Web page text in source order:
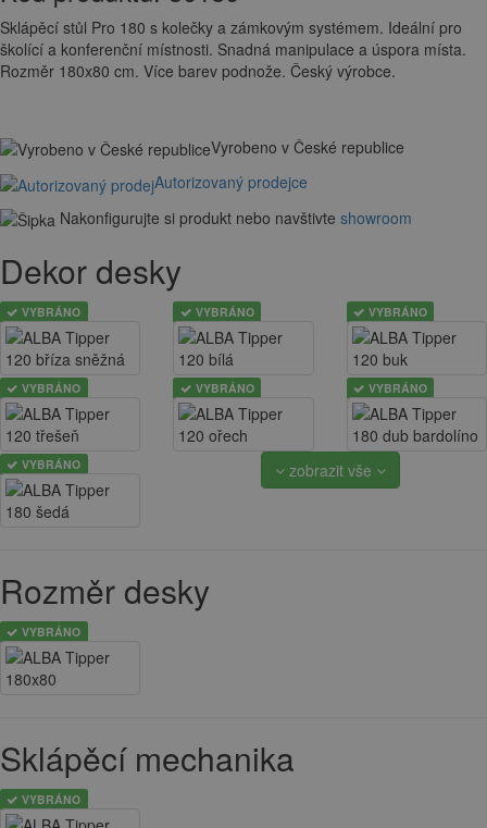
Sklápěcí stůl Pro 180 s kolečky a zámkovým systémem. Ideální pro
školící a konferenční místnosti. Snadná manipulace a úspora místa.
Rozměr 180x80 cm. Více barev podnože. Český výrobce.
Vyrobeno v České republice
Autorizovaný prodejce
Nakonfigurujte si produkt nebo navštivte showroom
Dekor desky
VYBRÁNO VYBRÁNO VYBRÁNO
VYBRÁNO VYBRÁNO VYBRÁNO
VYBRÁNO zobrazit vše
Rozměr desky
VYBRÁNO
Sklápěcí mechanika
VYBRÁNO